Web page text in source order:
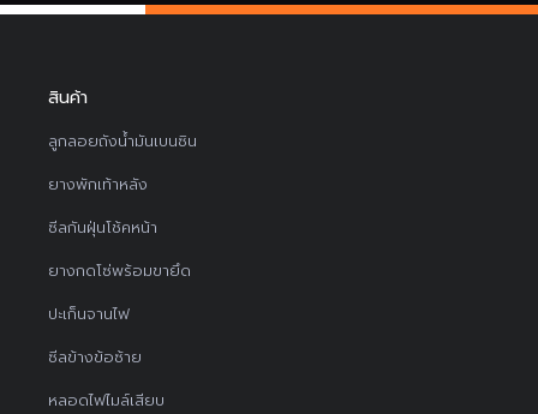
สินค้า
ลูกลอยถังน้ำมันเบนซิน
ยางพักเท้าหลัง
ซีลกันฝุ่นโช้คหน้า
ยางกดโซ่พร้อมขายึด
ปะเก็นจานไฟ
ซีลข้างข้อซ้าย
หลอดไฟไมล์เสียบ